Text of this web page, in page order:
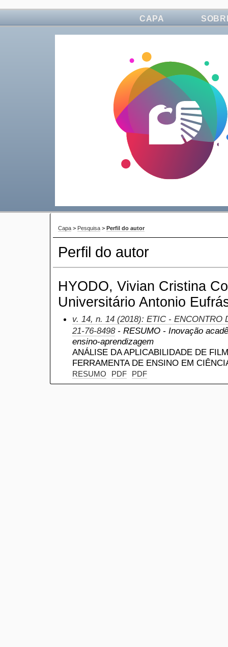
CAPA
Capa > Pesquisa > Perfil do autor
Perfil do autor
HYODO, Vivian Cristina
Universitário Antonio
v. 14, n. 14 (2018): ETIC - ENCONTRO
21-76-8498- RESUMO - Inovação
ensino-aprendizagem
ANÁLISE DA APLICABILIDADE DE
FERRAMENTA DE ENSINO EM
RESUMO PDF PDF